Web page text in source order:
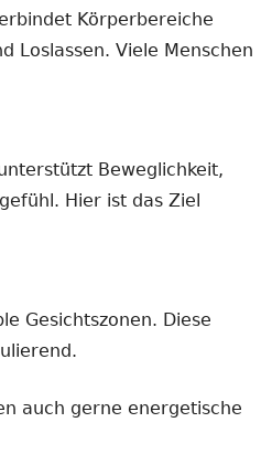
Körperbereiche
Loslassen. Viele Menschen
Beweglichkeit,
Hier ist das Ziel
Gesichtszonen. Diese
auch gerne energetische